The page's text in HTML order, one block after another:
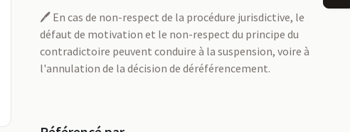
🖊️ En cas de non-respect de la procédure jurisdictive, le
défaut de motivation et le non-respect du principe du
contradictoire peuvent conduire à la suspension, voire à
l'annulation de la décision de déréférencement.